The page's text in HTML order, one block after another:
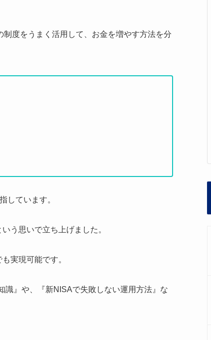
度をうまく活用して、お金を増やす方法を分
しています。
う思いで立ち上げました。
実現可能です。
識』や、『新NISAで失敗しない運用方法』な